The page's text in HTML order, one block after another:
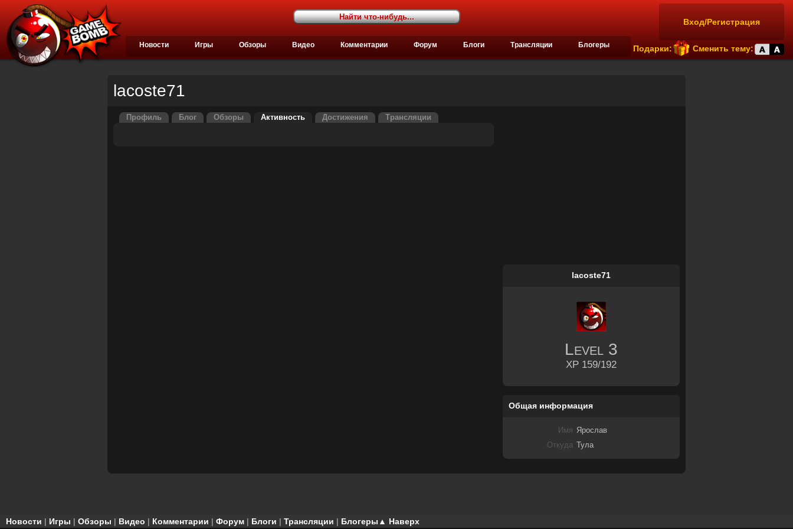
Вход/Регистрация
Подарки: Сменить тему:
Новости Игры Обзоры Видео Комментарии Форум Блоги Трансляции Блогеры
lacoste71
Профиль Блог Обзоры Активность Достижения Трансляции
lacoste71
Level 3
XP 159/192
Общая информация
Имя Ярослав
Откуда
Тула
▲ Наверх
Новости | Игры | Обзоры | Видео | Комментарии | Форум | Блоги | Трансляции | Блогеры